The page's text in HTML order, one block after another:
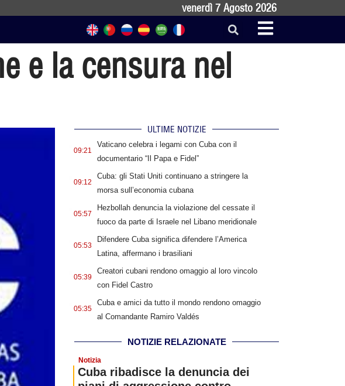
venerdì 7 Agosto 2026
e la censura nel
ULTIME NOTIZIE
09:21
Vaticano celebra i legami con Cuba con il
documentario “Il Papa e Fidel”
09:12
Cuba: gli Stati Uniti continuano a stringere la
morsa sull’economia cubana
05:57
Hezbollah denuncia la violazione del cessate il
fuoco da parte di Israele nel Libano meridionale
05:53
Difendere Cuba significa difendere l’America
Latina, affermano i brasiliani
05:39
Creatori cubani rendono omaggio al loro vincolo
con Fidel Castro
05:35
Cuba e amici da tutto il mondo rendono omaggio
al Comandante Ramiro Valdés
NOTIZIE RELAZIONATE
Notizia
Cuba ribadisce la denuncia dei